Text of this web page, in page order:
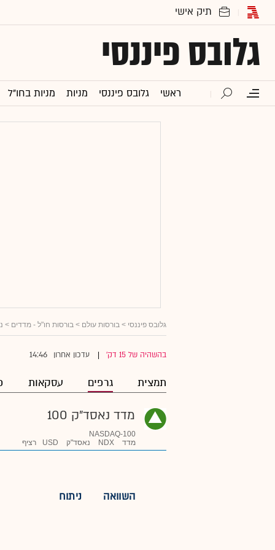
גלובס פיננסי
ראשי גלובס פיננסי מניות מניות בחו"ל
גלובס פיננסי > בורסות עולם > בורסות חו"ל - מדדים >
בהשהיה של 15 דק' עדכון אחרון 14:46
תמצית גרפים עסקאות
מדד נאסד"ק 100
NASDAQ-100
מדד
NDX נאסד"ק USD רציף
השוואה ניתוח